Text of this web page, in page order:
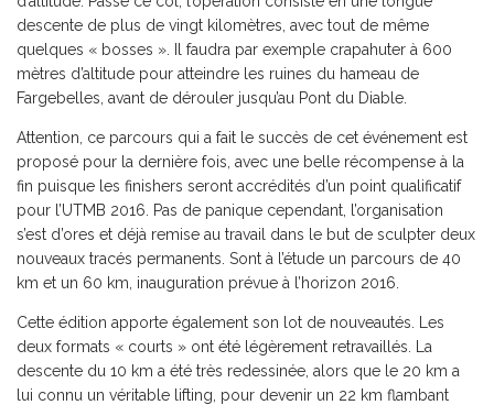
descente de plus de vingt kilomètres, avec tout de même
quelques « bosses ». Il faudra par exemple crapahuter à 600
mètres d’altitude pour atteindre les ruines du hameau de
Fargebelles, avant de dérouler jusqu’au Pont du Diable.
Attention, ce parcours qui a fait le succès de cet événement est
proposé pour la dernière fois, avec une belle récompense à la
fin puisque les finishers seront accrédités d’un point qualificatif
pour l’UTMB 2016. Pas de panique cependant, l’organisation
s’est d’ores et déjà remise au travail dans le but de sculpter deux
nouveaux tracés permanents. Sont à l’étude un parcours de 40
km et un 60 km, inauguration prévue à l’horizon 2016.
Cette édition apporte également son lot de nouveautés. Les
deux formats « courts » ont été légèrement retravaillés. La
descente du 10 km a été très redessinée, alors que le 20 km a
lui connu un véritable lifting, pour devenir un 22 km flambant